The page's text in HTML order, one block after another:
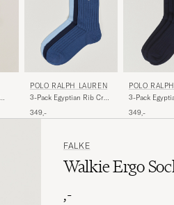
POLO RALPH LAUREN
3-Pack Egyptian Rib Crew
349,-
POLO
3-Pack
349,-
FALKE
Walkie Ergo
,-